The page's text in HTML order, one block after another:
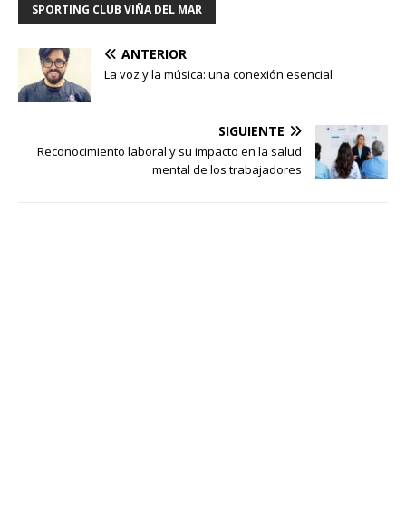
SPORTING CLUB VIÑA DEL MAR
ANTERIOR
La voz y la música: una conexión esencial
SIGUIENTE
Reconocimiento laboral y su impacto en la salud
mental de los trabajadores